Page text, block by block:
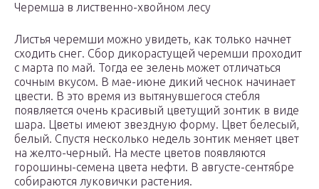
Черемша в лиственно-хвойном лесу
Листья черемши можно увидеть, как только начнет
сходить снег. Сбор дикорастущей черемши проходит
с марта по май. Тогда ее зелень может отличаться
сочным вкусом. В мае-июне дикий чеснок начинает
цвести. В это время из вытянувшегося стебля
появляется очень красивый цветущий зонтик в виде
шара. Цветы имеют звездную форму. Цвет белесый,
белый. Спустя несколько недель зонтик меняет цвет
на желто-черный. На месте цветов появляются
горошины-семена цвета нефти. В августе-сентябре
собираются луковички растения.